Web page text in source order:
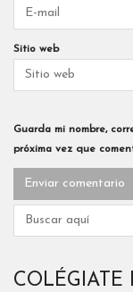
Sitio web
Guarda mi nombre,
próxima vez que
COLÉGIATE